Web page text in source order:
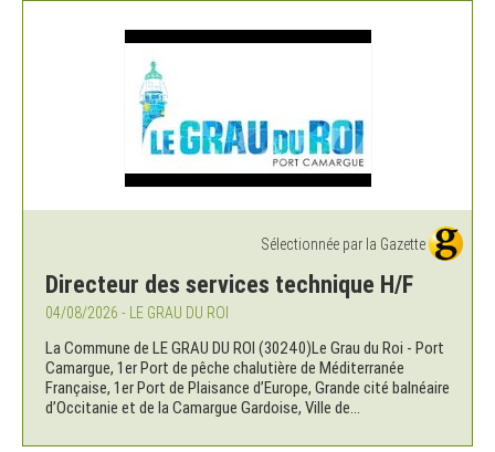
Sélectionnée par la Gazette
Directeur des services technique H/F
04/08/2026 - LE GRAU DU ROI
La Commune de LE GRAU DU ROI (30240)Le Grau du Roi - Port
Camargue, 1er Port de pêche chalutière de Méditerranée
Française, 1er Port de Plaisance d’Europe, Grande cité balnéaire
d’Occitanie et de la Camargue Gardoise, Ville de...